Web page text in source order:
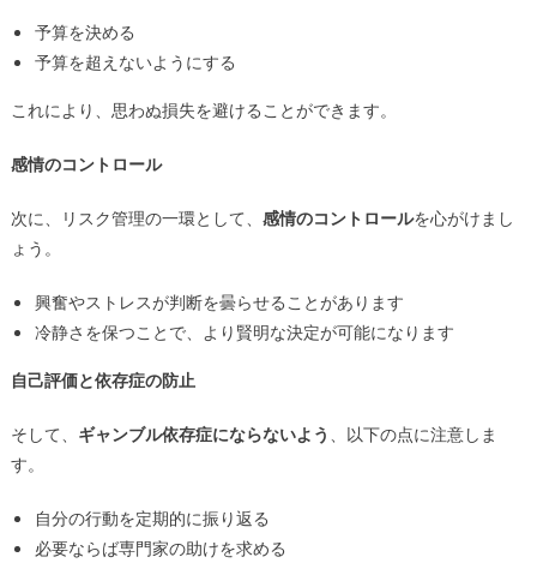
予算を決める
予算を超えないようにする
これにより、思わぬ損失を避けることができます。
感情のコントロール
次に、リスク管理の一環として、 感情のコントロールを心がけまし
ょう。
興奮やストレスが判断を曇らせることがあります
冷静さを保つことで、より賢明な決定が可能になります
自己評価と依存症の防止
そして、 ギャンブル依存症にならないよう、以下の点に注意しま
す。
自分の行動を定期的に振り返る
必要ならば専門家の助けを求める